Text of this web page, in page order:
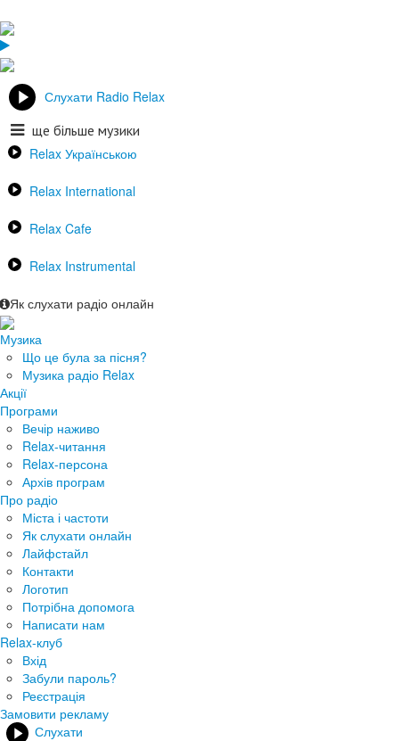
Слухати Radio Relax
ще більше музики
Relax Українською
Relax International
Relax Cafe
Relax Instrumental
Як слухати радіо онлайн
Музика
Що це була за пісня?
Музика радіо Relax
Акції
Програми
Вечір наживо
Relax-читання
Relax-персона
Архів програм
Про радіо
Міста і частоти
Як слухати онлайн
Лайфстайл
Контакти
Логотип
Потрібна допомога
Написати нам
Relax-клуб
Вхід
Забули пароль?
Реєстрація
Замовити рекламу
Слухати